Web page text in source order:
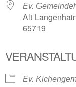
Ev.
Alt
65719
Ev.